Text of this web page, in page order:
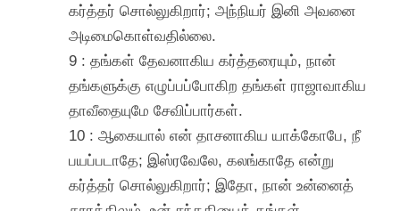
கர்த்தர் சொல்லுகிறார்; அந்நியர் இனி அவனை
அடிமைகொள்வதில்லை.
9 : தங்கள் தேவனாகிய கர்த்தரையும், நான்
தங்களுக்கு எழுப்பப்போகிற தங்கள் ராஜாவாகிய
தாவீதையுமே சேவிப்பார்கள்.
10 : ஆகையால் என் தாசனாகிய யாக்கோபே, நீ
பயப்படாதே; இஸ்ரவேலே, கலங்காதே என்று
கர்த்தர் சொல்லுகிறார்; இதோ, நான் உன்னைத்